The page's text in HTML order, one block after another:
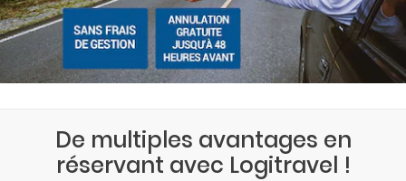
De multiples avantages en
réservant avec Logitravel !